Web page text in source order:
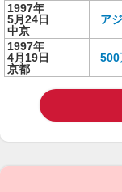
1997年
5月24日
中京
ア
1997年
4月19日
京都
500